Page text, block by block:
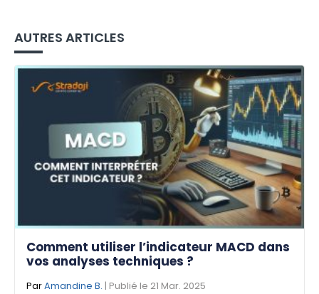
AUTRES ARTICLES
Comment utiliser l’indicateur MACD dans
vos analyses techniques ?
ParAmandine B. | Publié le 21 Mar. 2025